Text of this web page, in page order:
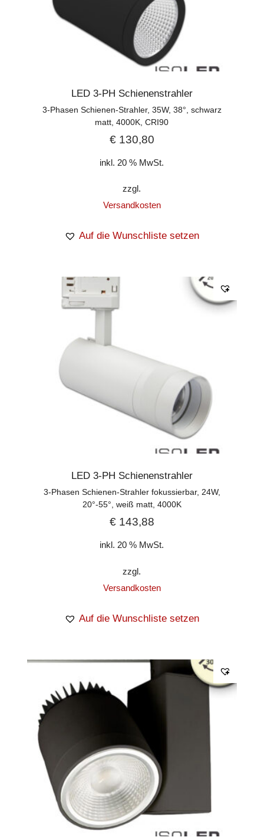
LED 3-PH Schienenstrahler
3-Phasen Schienen-Strahler, 35W, 38°, schwarz
matt, 4000K, CRI90
€130,80
inkl. 20 % MwSt.
zzgl.
Versandkosten
Auf die Wunschliste setzen
LED 3-PH Schienenstrahler
3-Phasen Schienen-Strahler fokussierbar, 24W,
20°-55°, weiß matt, 4000K
€143,88
inkl. 20 % MwSt.
zzgl.
Versandkosten
Auf die Wunschliste setzen